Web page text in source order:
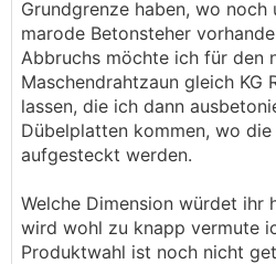
Grundgrenze haben, wo noch
marode Betonsteher
Abbruchs möchte ich für den
Maschendrahtzaun gleich KG
lassen, die ich dann
Dübelplatten kommen, wo die
aufgesteckt werden.
Welche Dimension würdet ihr
wird wohl zu knapp vermute
Produktwahl ist noch nicht